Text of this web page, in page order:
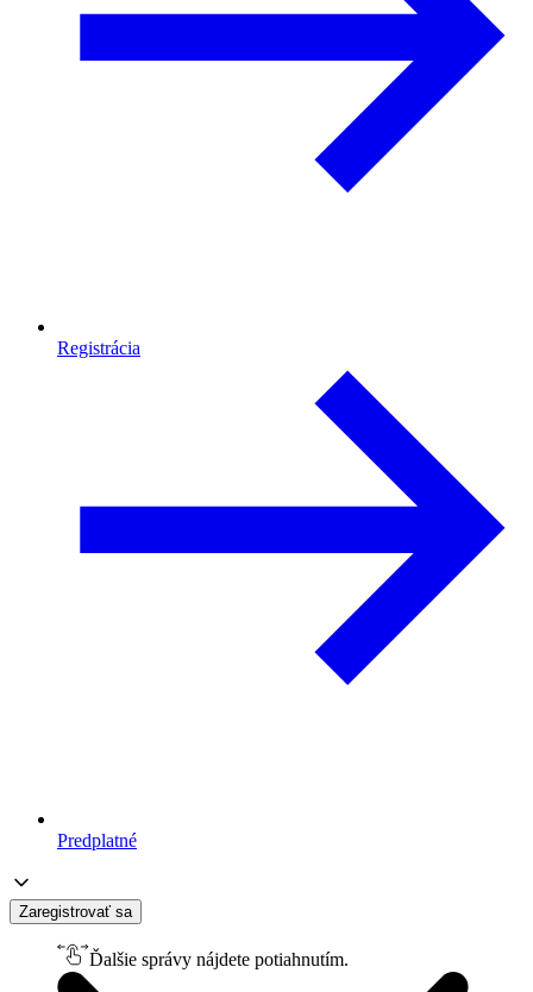
Registrácia
Predplatné
Zaregistrovať sa
Ďalšie správy nájdete potiahnutím.